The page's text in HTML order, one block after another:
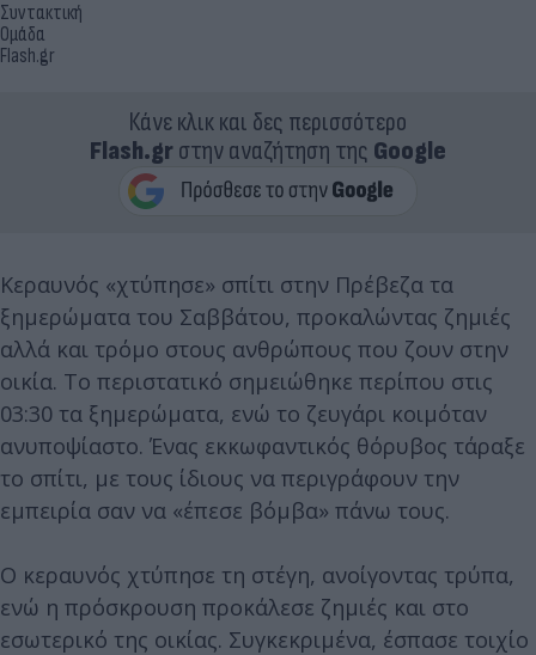
Συντακτική
Ομάδα
Flash.gr
Κάνε κλικ και δες περισσότερο
Flash.grστην αναζήτηση της Google
Κεραυνός «χτύπησε» σπίτι στην Πρέβεζα τα
ξημερώματα του Σαββάτου, προκαλώντας ζημιές
αλλά και τρόμο στους ανθρώπους που ζουν στην
οικία. Το περιστατικό σημειώθηκε περίπου στις
03:30 τα ξημερώματα, ενώ το ζευγάρι κοιμόταν
ανυποψίαστο. Ένας εκκωφαντικός θόρυβος τάραξε
το σπίτι, με τους ίδιους να περιγράφουν την
εμπειρία σαν να «έπεσε βόμβα» πάνω τους.
Ο κεραυνός χτύπησε τη στέγη, ανοίγοντας τρύπα,
ενώ η πρόσκρουση προκάλεσε ζημιές και στο
εσωτερικό της οικίας. Συγκεκριμένα, έσπασε τοιχίο